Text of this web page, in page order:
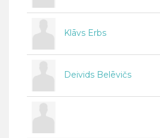
Klāvs Erbs
Deivids Belēvičs